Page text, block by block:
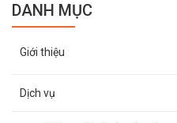
DANH MỤC
Giới thiệu
Dịch vụ